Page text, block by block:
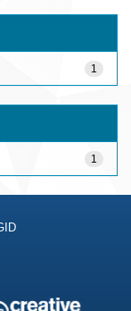
1
1